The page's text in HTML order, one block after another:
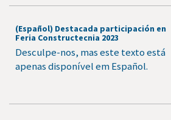
(Español) Destacada participación en
Feria Constructecnia 2023
Desculpe-nos, mas este texto está
apenas disponível em Español.